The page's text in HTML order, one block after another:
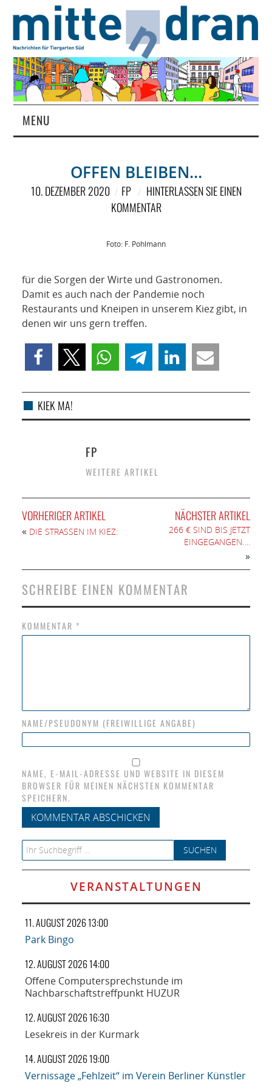
MENU
NETZWERK
SPONSORING
OFFEN BLEIBEN…
10. DEZEMBER 2020 FP
HINTERLASSEN SIE EINEN
KOMMENTAR
Foto: F. Pohlmann
für die Sorgen der Wirte und Gastronomen.
Damit es auch nach der Pandemie noch
Restaurants und Kneipen in unserem Kiez gibt, in
denen wir uns gern treffen.
KIEK MA!
FP
WEITERE ARTIKEL
VORHERIGER ARTIKEL
« DIE STRASSEN IM KIEZ:
NÄCHSTER ARTIKEL
266 € SIND BIS JETZT
EINGEGANGEN….
»
SCHREIBE EINEN KOMMENTAR
KOMMENTAR *
NAME/PSEUDONYM (FREIWILLIGE ANGABE)
NAME, E-MAIL-ADRESSE UND WEBSITE IN DIESEM
BROWSER FÜR MEINEN NÄCHSTEN KOMMENTAR
SPEICHERN.
Search for:
VERANSTALTUNGEN
11. AUGUST 2026 13:00
Park Bingo
12. AUGUST 2026 14:00
Offene Computersprechstunde im
Nachbarschaftstreffpunkt HUZUR
12. AUGUST 2026 16:30
Lesekreis in der Kurmark
14. AUGUST 2026 19:00
Vernissage „Fehlzeit“ im Verein Berliner Künstler